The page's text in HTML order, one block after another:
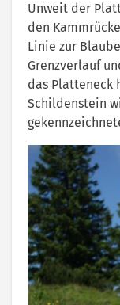
Unweit der
den
Linie zur
Grenzverlauf
das Platteneck
Schildenstein